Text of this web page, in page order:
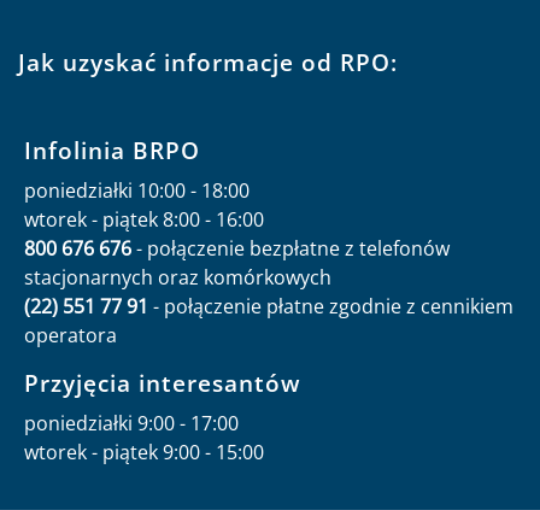
Jak uzyskać informacje od RPO:
Infolinia BRPO
poniedziałki 10:00 - 18:00
wtorek - piątek 8:00 - 16:00
800 676 676- połączenie bezpłatne z telefonów
stacjonarnych oraz komórkowych
(22) 551 77 91 - połączenie płatne zgodnie z cennikiem
operatora
Przyjęcia interesantów
poniedziałki 9:00 - 17:00
wtorek - piątek 9:00 - 15:00